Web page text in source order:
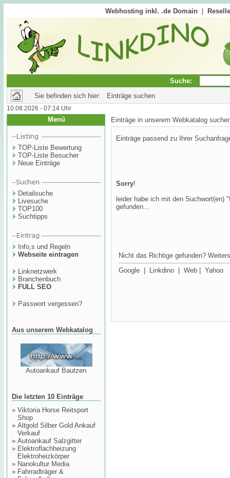
Webhosting inkl. .de Domain
Suche:
Sie befinden sich hier: Einträge suchen
10.08.2026 - 07:14 Uhr
Menü
TOP-Liste Bewertung
TOP-Liste Besucher
Neue Einträge
Detailsuche
Livesuche
TOP100
Suchtipps
Info,s und Regeln
Webseite eintragen
Linknetzwerk
Branchenbuch
FULL SEO
Passwort vergessen?
Aus unserem Webkatalog
Autoankauf Bautzen
Die letzten 10 Einträge
» Viktoria Horse Reitsport
Shop
» Altgold Silber Gold Ankauf
Verkauf
» Autoankauf Salzgitter
» Elektroflachheizung
Elektroheizkörper
» Nanokultur Media
» Fahrradträger &
Einträge in unserem Webkatalog
Einträge passend zu Ihrer
Sorry!
leider habe ich mit den Suchwort(en) "
gefunden...
Nicht das Richtige gefunden?
Google
Linkdino Web Yahoo